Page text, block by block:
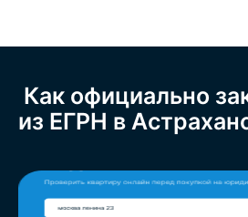
Как официально
из ЕГРН в